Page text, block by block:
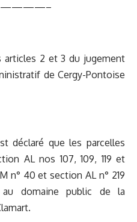
————–
articles 2 et 3 du jugement
de Cergy-Pontoise
déclaré que les parcelles
AL nos 107, 109, 119 et
n° 40 et section AL n° 219
au domaine public de la